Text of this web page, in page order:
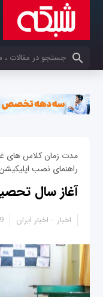
کلمات کلیدی خود را
راهنمای نصب
آغاز سال تحصیلی 99 -
اخبار اخبار ایران